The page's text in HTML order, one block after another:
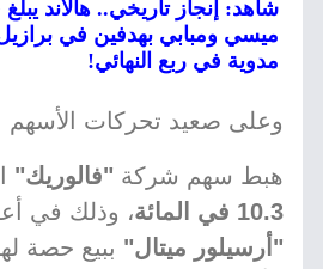
شاهد: إنجاز تاريخي.. هالاند
ميسي ومبابي بهدفين في
مدوية في ربع النهائي!
وعلى صعيد تحركات الأسهم
هبط سهم شركة "فالوريك"
10.3 في المائة
، وذلك في
"أرسيلور ميتال" ببيع حصة